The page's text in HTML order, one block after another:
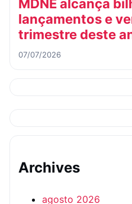
MDNE alcança
lançamentos e
trimestre deste
07/07/2026
Archives
agosto 2026